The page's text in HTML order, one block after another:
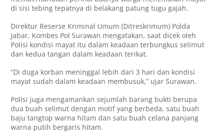
di sisi tebing tepatnya di belakang patung tugu gajah.
Direktur Reserse Kriminal Umum (Ditreskrimum) Polda
Jabar, Kombes Pol Surawan mengatakan, saat dicek oleh
Polisi kondisi mayat itu dalam keadaan terbungkus selimut
dan kedua tangan dalam keadaan terikat.
“Di duga korban meninggal lebih dari 3 hari dan kondisi
mayat sudah dalam keadaan membusuk,” ujar Surawan.
Polisi juga mengamankan sejumlah barang bukti berupa
dua buah selimut dengan motif yang berbeda, satu buah
baju tangtop warna hitam dan satu buah celana panjang
warna putih bergaris hitam.